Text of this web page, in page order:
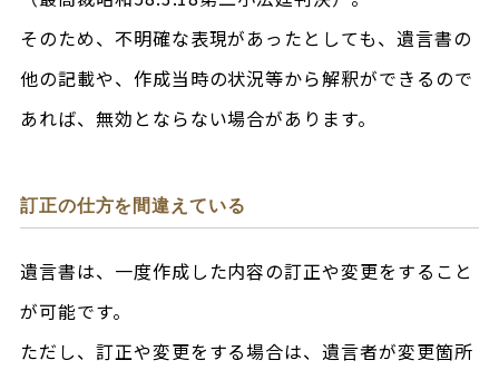
そのため、不明確な表現があったとしても、遺言書の
他の記載や、作成当時の状況等から解釈ができるので
あれば、無効とならない場合があります。
訂正の仕方を間違えている
遺言書は、一度作成した内容の訂正や変更をすること
が可能です。
ただし、訂正や変更をする場合は、遺言者が変更箇所